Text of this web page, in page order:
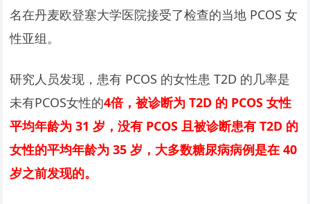
名在丹麦欧登塞大学医院接受了检查的当地 PCOS 女
性亚组。
研究人员发现，患有 PCOS 的女性患 T2D 的几率是
未有PCOS女性的4倍，被诊断为 T2D 的 PCOS 女性
平均年龄为 31 岁，没有 PCOS 且被诊断患有 T2D 的
女性的平均年龄为 35 岁，大多数糖尿病病例是在 40
岁之前发现的。